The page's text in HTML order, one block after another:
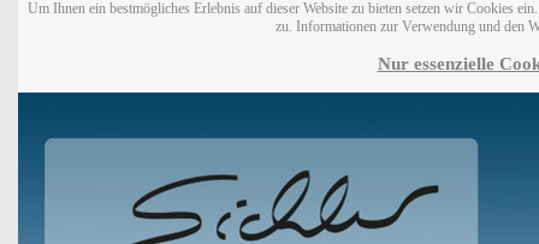
Um Ihnen ein bestmögliches Erlebnis auf dieser Website zu bieten setzen wir Cookies
zu. Informationen zur Verwendung und den
Nur essenzielle